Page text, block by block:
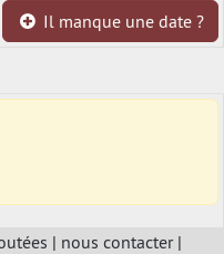
Il manque une date ?
| nous contacter|